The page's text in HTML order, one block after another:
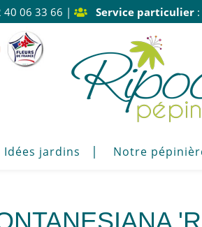
06 33 66 | Service particulier:
Idées jardins Notre